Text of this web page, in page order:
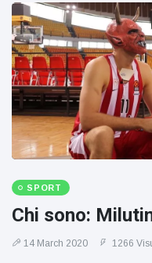
una
bambina
Millie
Brown
sua
essere
creativa
15 July
Anne
definisce
Tom
14 July
30
SPORT
Chi sono:
14 March 2020 1266